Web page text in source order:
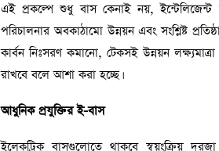
এই প্রকল্পে শুধু বাস কেনাই নয়, ইন্টেলিজেন্ট
পরিচালনার অবকাঠামো উন্নয়ন এবং সংশ্লিষ্ট
কার্বন নিঃসরণ কমানো, টেকসই উন্নয়ন
রাখবে বলে আশা করা হচ্ছে।
আধুনিক প্রযুক্তির ই-বাস
ইলেকট্রিক বাসগুলোতে থাকবে স্বয়ংক্রিয়